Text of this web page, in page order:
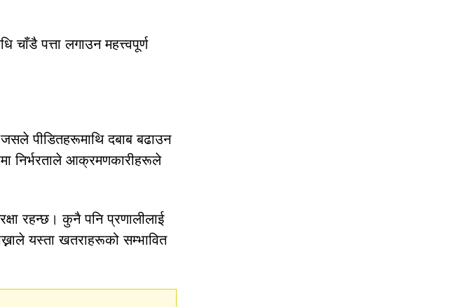
पत्ता लगाउन महत्त्वपूर्ण
पीडितहरूमाथि दबाब बढाउन
निर्भरताले आक्रमणकारीहरूले
रहन्छ। कुनै पनि प्रणालीलाई
यस्ता खतराहरूको सम्भावित